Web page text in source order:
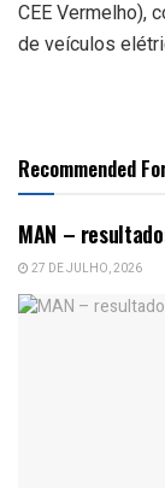
CEE Vermelho),
de veículos
Recommended
MAN –
27 DE JULHO, 2026